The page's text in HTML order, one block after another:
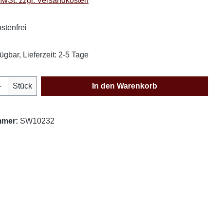
Lieferzeit: 2-5 Tage
Anzahl: Gib den gewünschten Wert ein
Stück In den Warenkorb
SW10232